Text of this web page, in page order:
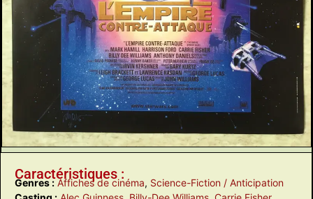
Caractéristiques :
Genres : Affiches de cinéma, Science-Fiction / Anticipation